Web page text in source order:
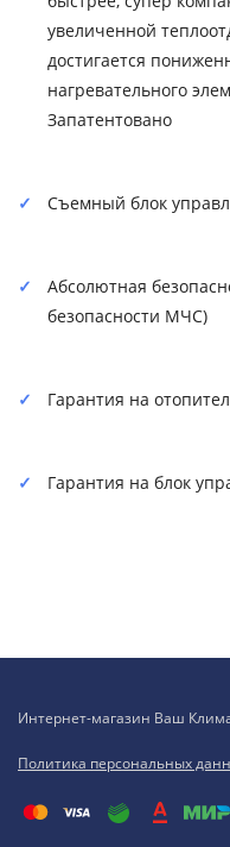
увеличенной
достигается
нагревательного
Запатентовано
Съемный блок
Абсолютная
безопасности МЧС)
Гарантия на
Гарантия на блок
Интернет-магазин Ваш
Политика персональных